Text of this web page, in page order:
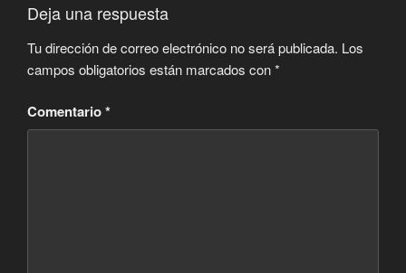
Deja una respuesta
Tu dirección de correo electrónico no será publicada. Los
campos obligatorios están marcados con*
Comentario*